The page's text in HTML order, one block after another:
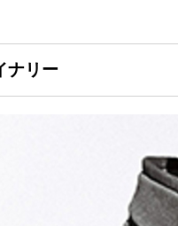
ナリー